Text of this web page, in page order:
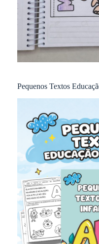
Pequenos Textos